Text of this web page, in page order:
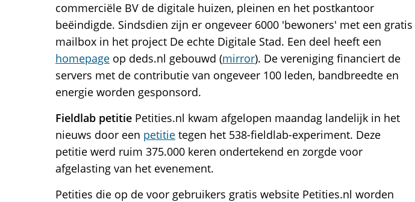
commerciële BV de digitale huizen, pleinen en het postkantoor
beëindigde. Sindsdien zijn er ongeveer 6000 'bewoners' met een gratis
mailbox in het project De echte Digitale Stad. Een deel heeft een
homepage op deds.nl gebouwd (mirror). De vereniging financiert de
servers met de contributie van ongeveer 100 leden, bandbreedte en
energie worden gesponsord.
Fieldlab petitie Petities.nl kwam afgelopen maandag landelijk in het
nieuws door een petitie tegen het 538-fieldlab-experiment. Deze
petitie werd ruim 375.000 keren ondertekend en zorgde voor
afgelasting van het evenement.
Petities die op de voor gebruikers gratis website Petities.nl worden